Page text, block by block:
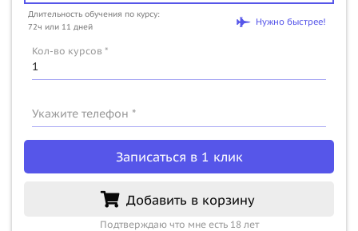
Длительность обучения по курсу:
72ч или 11 дней
Нужно быстрее!
Кол-во курсов *
Укажите телефон *
Записаться в 1 клик
Добавить в корзину
Подтверждаю что мне есть 18 лет